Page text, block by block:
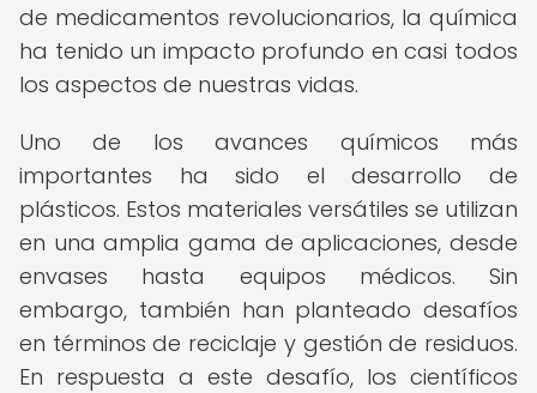
de medicamentos revolucionarios, la química
ha tenido un impacto profundo en casi todos
los aspectos de nuestras vidas.
Uno de los avances químicos más
importantes ha sido el desarrollo de
plásticos. Estos materiales versátiles se utilizan
en una amplia gama de aplicaciones, desde
envases hasta equipos médicos. Sin
embargo, también han planteado desafíos
en términos de reciclaje y gestión de residuos.
En respuesta a este desafío, los científicos